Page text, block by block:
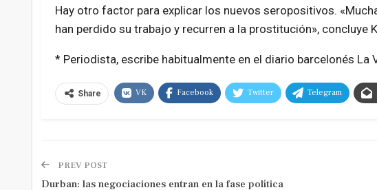
Hay otro factor para explicar los nuevos seropositivos.
han perdido su trabajo y recurren a la prostitución», concluye
* Periodista, escribe habitualmente en el diario barcelonés La
Share VK Facebook Twitter Telegram
PREV POST
Durban: las negociaciones entran en la fase política